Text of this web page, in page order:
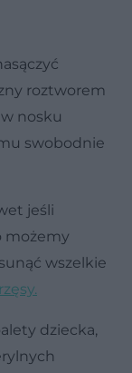
roztworem
nosku
swobodnie
jeśli
możemy
wszelkie
rzęsy.
dziecka,